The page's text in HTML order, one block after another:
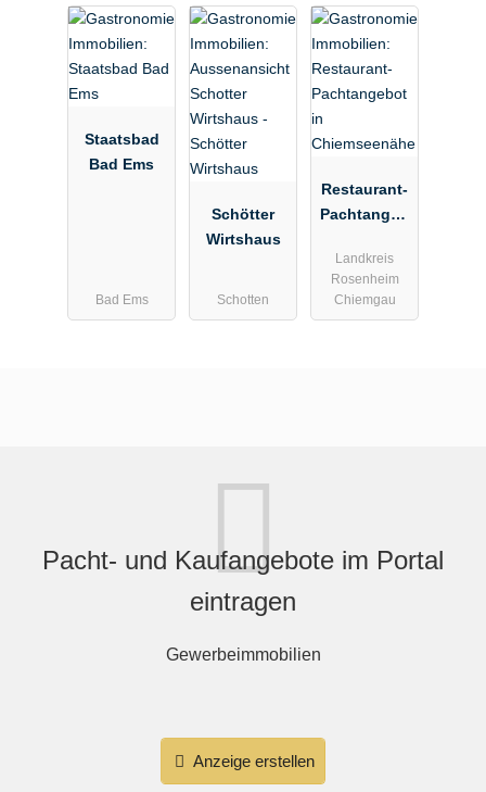
Staatsbad
Bad Ems
Bad Ems
Schötter
Wirtshaus
Schotten
Restaurant-
Pachtangeb
Chiemseenä
he
Landkreis
Rosenheim
Chiemgau
Pacht- und Kaufangebote im Portal
eintragen
Gewerbeimmobilien
Anzeige erstellen